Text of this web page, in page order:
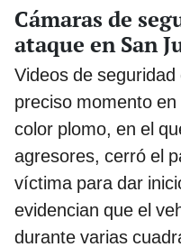
Cámaras de
ataque en San
Videos de
preciso momento
color plomo, en el
agresores, cerró el
víctima para dar
evidencian que el
durante varias